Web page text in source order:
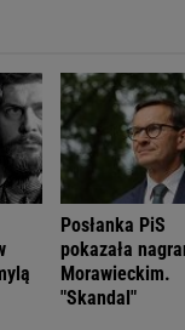
Posłanka PiS
pokazała
Morawieckim.
"Skandal"